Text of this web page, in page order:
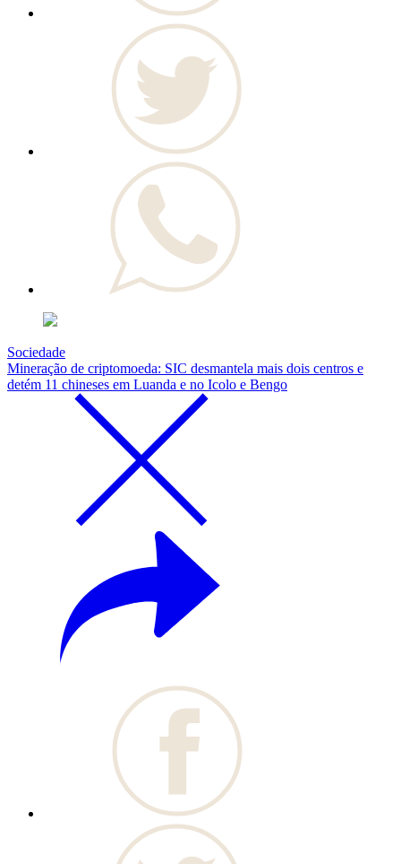
Sociedade
Mineração de criptomoeda: SIC desmantela mais dois centros e
detém 11 chineses em Luanda e no Icolo e Bengo